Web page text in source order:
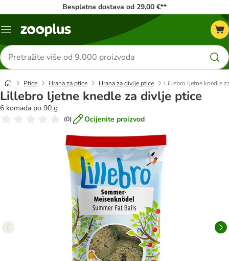
Besplatna dostava od 29,00 €**
Izbornik
Traži
proizvode
Ptice Hrana za ptice Hrana za divlje ptice Lillebro ljetne knedle
Lillebro ljetne knedle za divlje ptice
6 komada po 90 g
(0) Ocijenite proizvod